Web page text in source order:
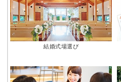
結婚式場選び